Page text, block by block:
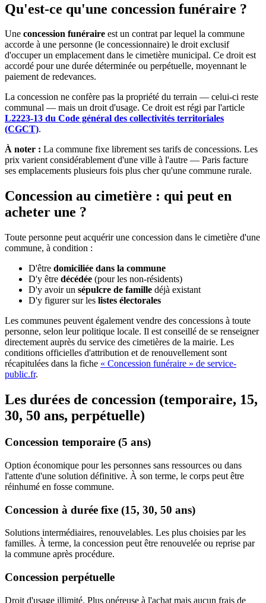
Qu'est-ce qu'une concession funéraire ?
Une concession funéraire est un contrat par lequel la commune
accorde à une personne (le concessionnaire) le droit exclusif
d'occuper un emplacement dans le cimetière municipal. Ce droit est
accordé pour une durée déterminée ou perpétuelle, moyennant le
paiement de redevances.
La concession ne confère pas la propriété du terrain — celui-ci reste
communal — mais un droit d'usage. Ce droit est régi par l'article
L2223-13 du Code général des collectivités territoriales
(CGCT).
À noter : La commune fixe librement ses tarifs de concessions. Les
prix varient considérablement d'une ville à l'autre — Paris facture
ses emplacements plusieurs fois plus cher qu'une commune rurale.
Concession au cimetière : qui peut en
acheter une ?
Toute personne peut acquérir une concession dans le cimetière d'une
commune, à condition :
D'être domiciliée dans la commune
D'y être décédée (pour les non-résidents)
D'y avoir un sépulcre de famille déjà existant
D'y figurer sur les listes électorales
Les communes peuvent également vendre des concessions à toute
personne, selon leur politique locale. Il est conseillé de se renseigner
directement auprès du service des cimetières de la mairie. Les
conditions officielles d'attribution et de renouvellement sont
récapitulées dans la fiche « Concession funéraire » de service-
public.fr.
Les durées de concession (temporaire, 15,
30, 50 ans, perpétuelle)
Concession temporaire (5 ans)
Option économique pour les personnes sans ressources ou dans
l'attente d'une solution définitive. À son terme, le corps peut être
réinhumé en fosse commune.
Concession à durée fixe (15, 30, 50 ans)
Solutions intermédiaires, renouvelables. Les plus choisies par les
familles. À terme, la concession peut être renouvelée ou reprise par
la commune après procédure.
Concession perpétuelle
Droit d'usage illimité. Plus onéreuse à l'achat mais aucun frais de